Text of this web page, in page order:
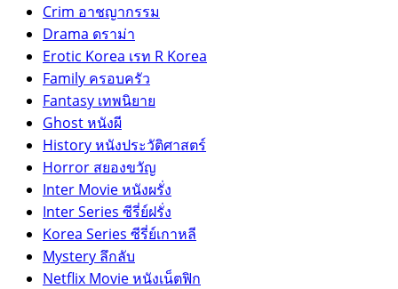
Crim อาชญากรรม
Drama ดราม่า
Erotic Korea เรท R Korea
Family ครอบครัว
Fantasy เทพนิยาย
Ghost หนังผี
History หนังประวัติศาสตร์
Horror สยองขวัญ
Inter Movie หนังผรั่ง
Inter Series ซีรี่ย์ฝรั่ง
Korea Series ซีรี่ย์เกาหลี
Mystery ลึกลับ
Netflix Movie หนังเน็ตฟิก